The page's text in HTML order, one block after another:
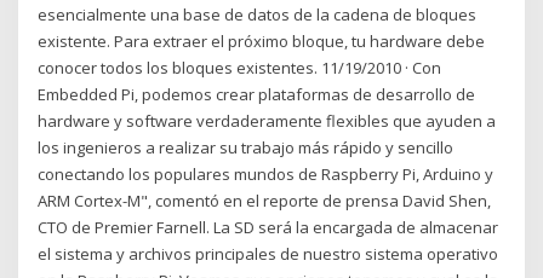
esencialmente una base de datos de la cadena de bloques
existente. Para extraer el próximo bloque, tu hardware debe
conocer todos los bloques existentes. 11/19/2010 · Con
Embedded Pi, podemos crear plataformas de desarrollo de
hardware y software verdaderamente flexibles que ayuden a
los ingenieros a realizar su trabajo más rápido y sencillo
conectando los populares mundos de Raspberry Pi, Arduino y
ARM Cortex-M", comentó en el reporte de prensa David Shen,
CTO de Premier Farnell. La SD será la encargada de almacenar
el sistema y archivos principales de nuestro sistema operativo